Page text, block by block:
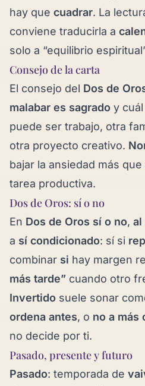
hay que cuadrar. La
conviene traducirla a
solo a “equilibrio
Consejo de la carta
El consejo del Dos de
malabar es sagrado y
puede ser trabajo, otra
otra proyecto creativo.
bajar la ansiedad más
tarea productiva.
Dos de Oros: sí o no
En Dos de Oros sí o no, al
a sí condicionado: sí si
combinar si hay margen
más tarde” cuando otro
Invertido suele sonar
ordena antes, o no a más
no decide por ti.
Pasado, presente y futuro
Pasado: temporada de